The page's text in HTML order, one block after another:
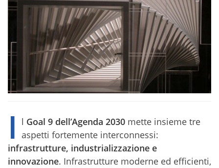
I l Goal 9 dell’Agenda 2030 mette insieme tre
aspetti fortemente interconnessi:
infrastrutture, industrializzazione e
innovazione. Infrastrutture moderne ed efficienti,